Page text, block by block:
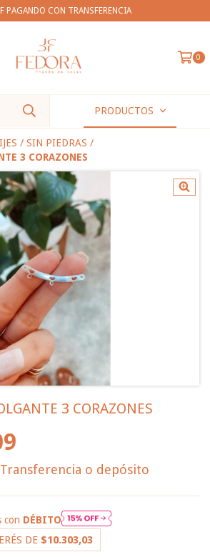
PAGANDO CON TRANSFERENCIA
0
PRODUCTOS
/ SIN PIEDRAS /
3 CORAZONES
3 CORAZONES
Transferencia o depósito
con DÉBITO
DE $10.303,03